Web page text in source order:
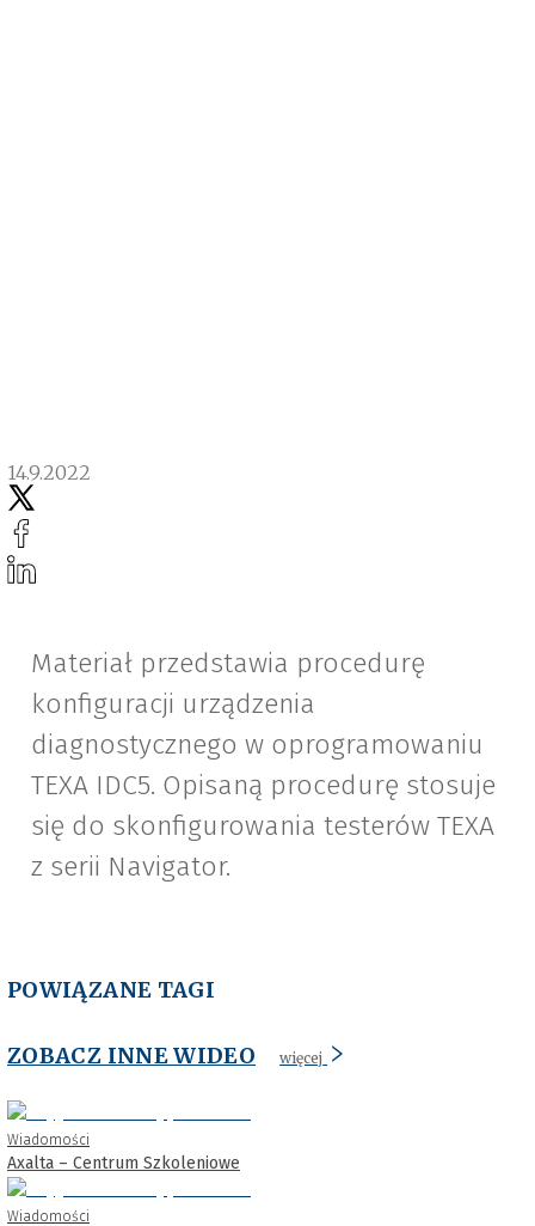
14.9.2022
Materiał przedstawia procedurę
konfiguracji urządzenia
diagnostycznego w oprogramowaniu
TEXA IDC5. Opisaną procedurę stosuje
się do skonfigurowania testerów TEXA
z serii Navigator.
POWIĄZANE TAGI
ZOBACZ INNE WIDEO więcej
Wiadomości
Axalta – Centrum Szkoleniowe
Wiadomości